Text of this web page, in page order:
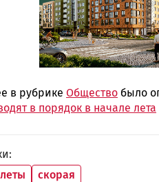
в рубрике Общество было
в порядок в начале лета
скорая